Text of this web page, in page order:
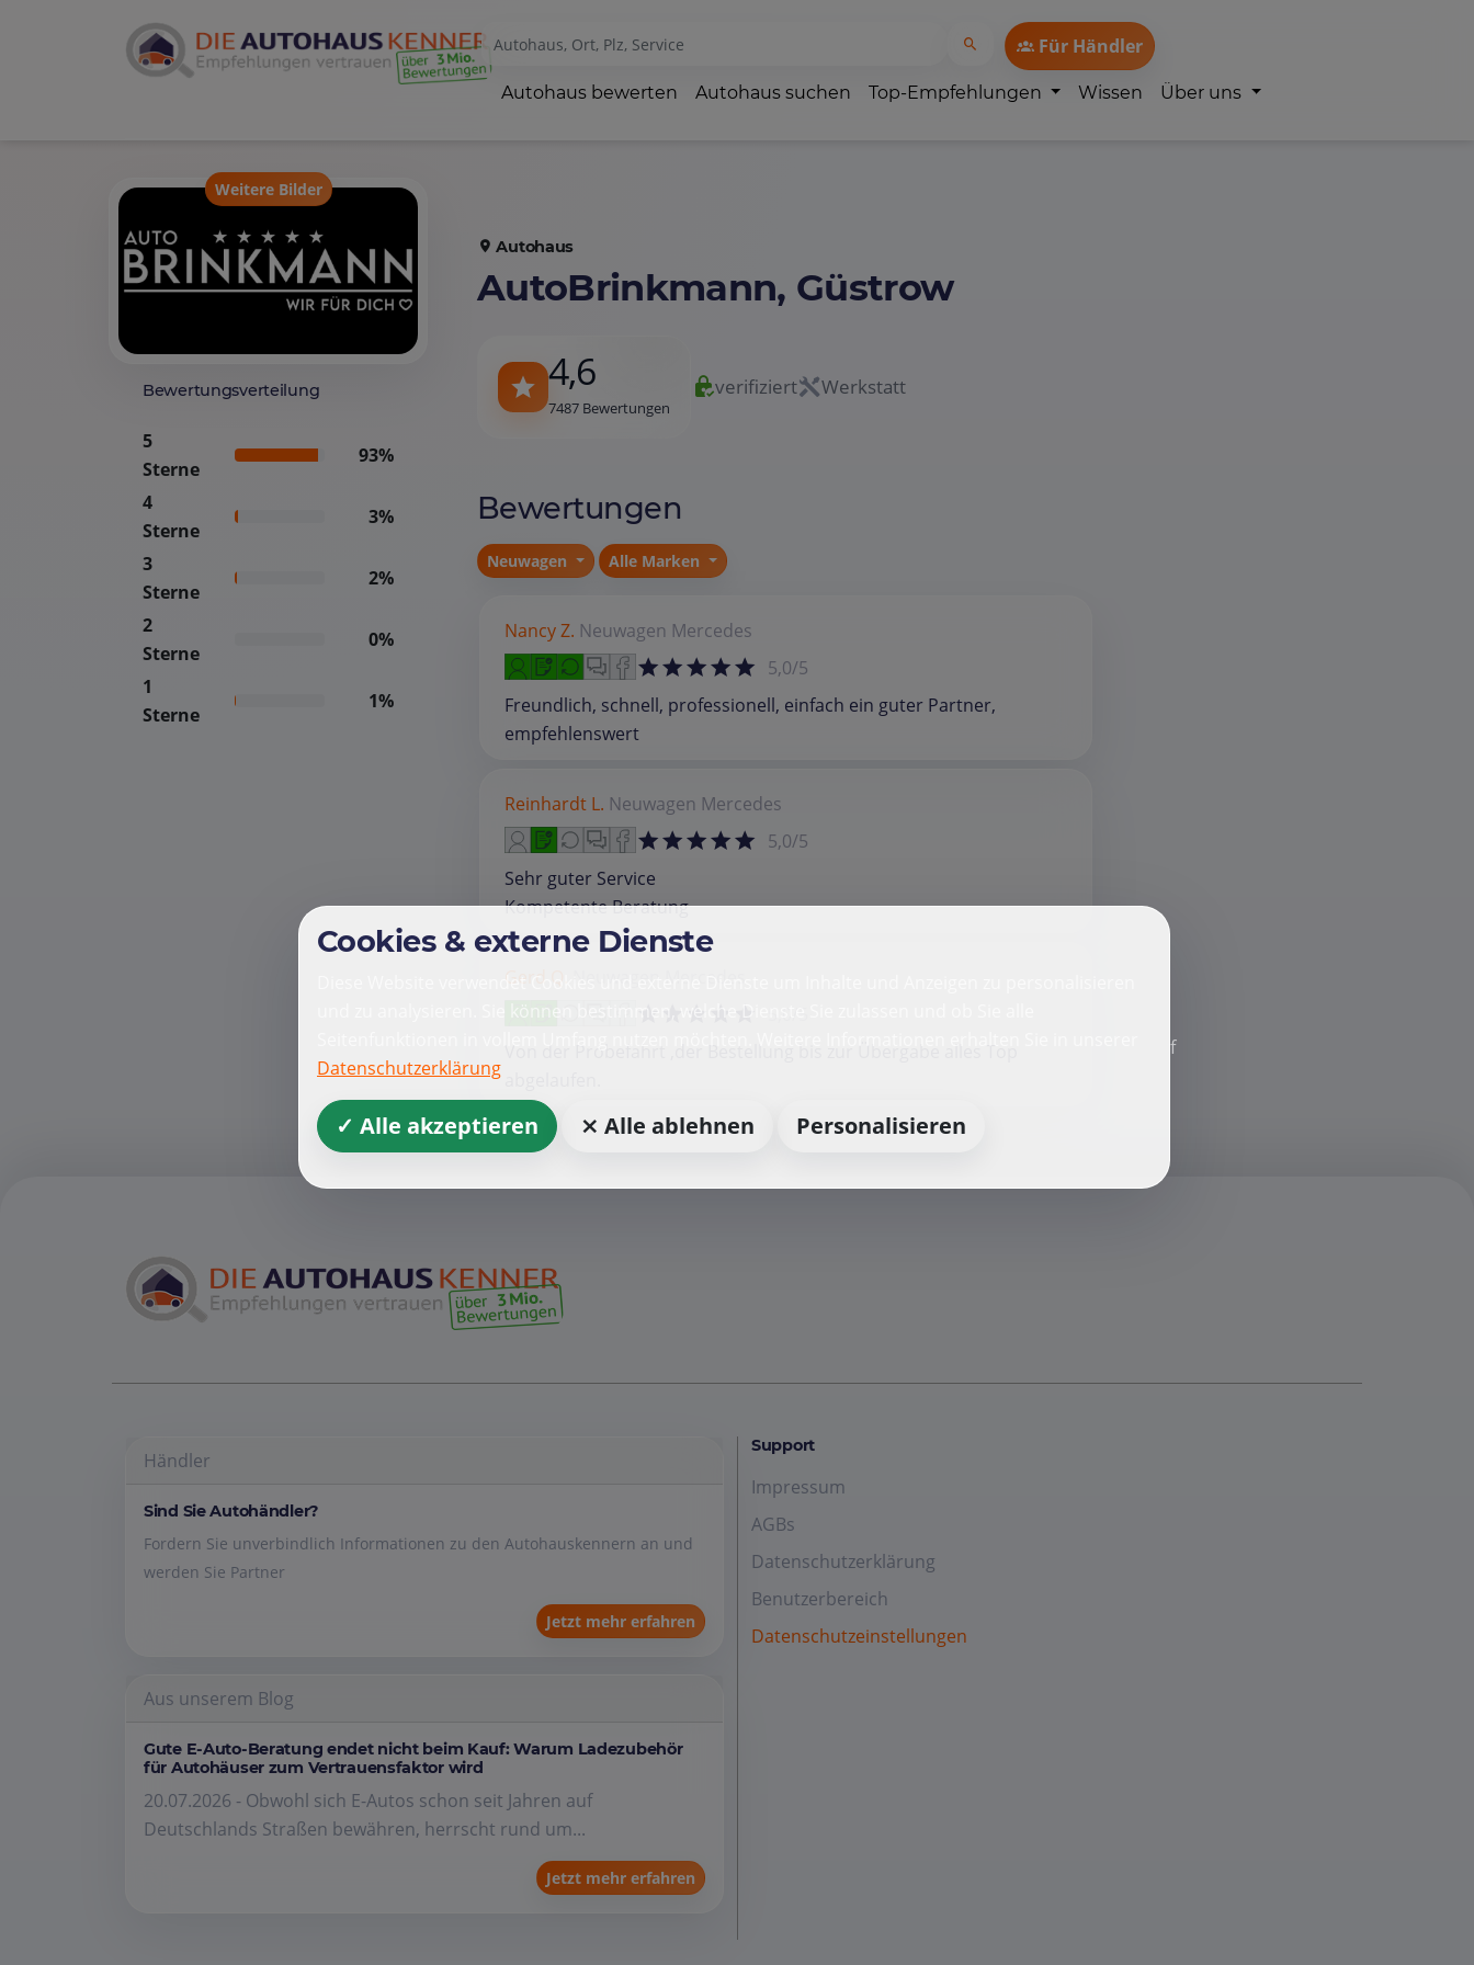
Für Händler
Autohaus bewerten Autohaus suchen Top-Empfehlungen Wissen Über uns
Weitere Bilder
Bewertungsverteilung
5
Sterne
93%
4
Sterne
3%
3
Sterne
2%
2
Sterne
0%
1
Sterne
1%
Autohaus
AutoBrinkmann, Güstrow
4,6
7487 Bewertungen
verifiziert Werkstatt
Bewertungen
Neuwagen Alle Marken
Nancy Z. Neuwagen Mercedes
5,0/5
Freundlich, schnell, professionell, einfach ein guter Partner,
empfehlenswert
Reinhardt L. Neuwagen Mercedes
5,0/5
Sehr guter Service
Kompetente Beratung
Gerd Q.
Von der Probefahrt ,der Bestellung bis zur Übergabe alles Top
Händler
Sind Sie Autohändler?
Fordern Sie unverbindlich Informationen zu den Autohauskennern an und
werden Sie Partner
Jetzt mehr erfahren
Aus unserem Blog
Gute E-Auto-Beratung endet nicht beim Kauf: Warum Ladezubehör
für Autohäuser zum Vertrauensfaktor wird
20.07.2026 - Obwohl sich E-Autos schon seit Jahren auf
Deutschlands Straßen bewähren, herrscht rund um...
Jetzt mehr erfahren
Support
Impressum
AGBs
Datenschutzerklärung
Benutzerbereich
Datenschutzeinstellungen
Cookies & externe Dienste
Diese Website verwendet Cookies und externe Dienste um Inhalte und Anzeigen zu personalisieren
und zu analysieren. Sie können bestimmen, welche Dienste Sie zulassen und ob Sie alle
Seitenfunktionen in vollem Umfang nutzen möchten. Weitere Informationen erhalten Sie in unserer
Datenschutzerklärung
✓ Alle akzeptieren ⨯ Alle ablehnen Personalisieren
f